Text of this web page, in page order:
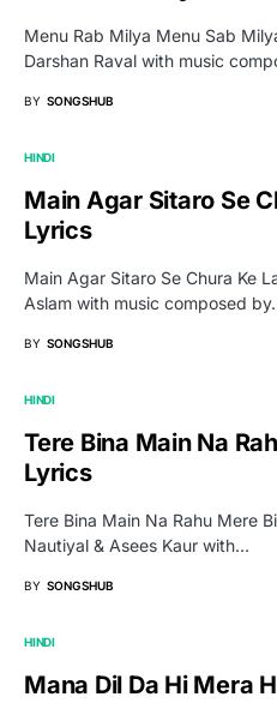
Menu Rab Milya Menu Sab
Darshan Raval with music
BY SONGSHUB
HINDI
Main Agar Sitaro Se
Lyrics
Main Agar Sitaro Se Chura Ke
Aslam with music composed
BY SONGSHUB
HINDI
Tere Bina Main Na
Lyrics
Tere Bina Main Na Rahu Mere
Nautiyal & Asees Kaur with…
BY SONGSHUB
HINDI
Mana Dil Da Hi Mera